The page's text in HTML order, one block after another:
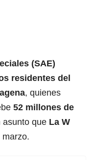
(SAE)
residentes del
, quienes
52 millones de
asunto que La W